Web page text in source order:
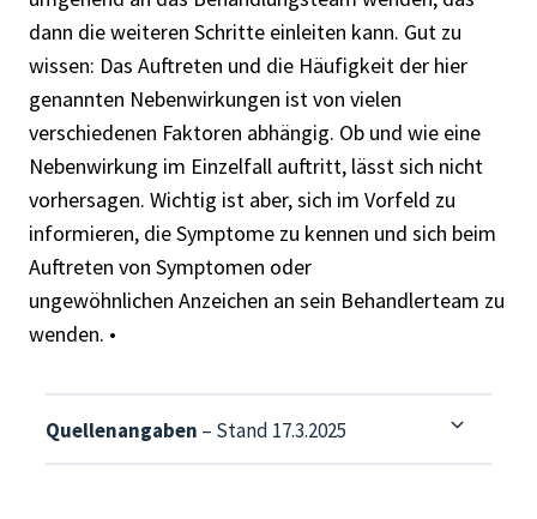
dann die weiteren Schritte einleiten kann. Gut zu
wissen: Das Auftreten und die Häufigkeit der hier
genannten Nebenwirkungen ist von vielen
verschiedenen Faktoren abhängig. Ob und wie eine
Nebenwirkung im Einzelfall auftritt, lässt sich nicht
vorhersagen. Wichtig ist aber, sich im Vorfeld zu
informieren, die Symptome zu kennen und sich beim
Auftreten von Symptomen oder
ungewöhnlichen Anzeichen an sein Behandlerteam zu
wenden. •
Quellenangaben – Stand 17.3.2025